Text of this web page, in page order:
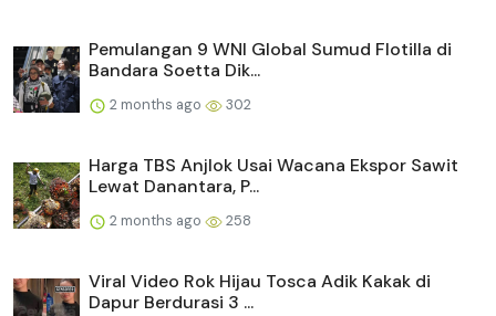
Pemulangan 9 WNI Global Sumud Flotilla di
Bandara Soetta Dik...
2 months ago 302
Harga TBS Anjlok Usai Wacana Ekspor Sawit
Lewat Danantara, P...
2 months ago 258
Viral Video Rok Hijau Tosca Adik Kakak di
Dapur Berdurasi 3 ...